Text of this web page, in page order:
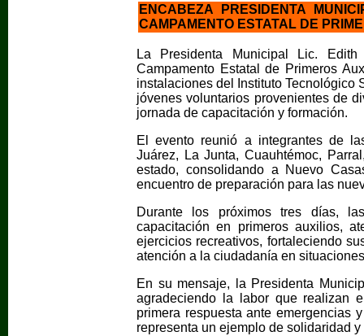
ENCABEZA PRESIDENTA
CAMPAMENTO ESTATAL DE
La Presidenta Municipal Lic.
Campamento Estatal de Primeros
instalaciones del Instituto Tecnológico
jóvenes voluntarios provenientes de
jornada de capacitación y formación.
El evento reunió a integrantes de
Juárez, La Junta, Cuauhtémoc,
estado, consolidando a Nuevo
encuentro de preparación para las
Durante los próximos tres días,
capacitación en primeros auxilios,
ejercicios recreativos, fortaleciendo
atención a la ciudadanía en
En su mensaje, la Presidenta
agradeciendo la labor que realizan
primera respuesta ante emergencias
representa un ejemplo de solidaridad